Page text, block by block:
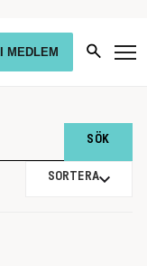
MEDLEM
SORTERA